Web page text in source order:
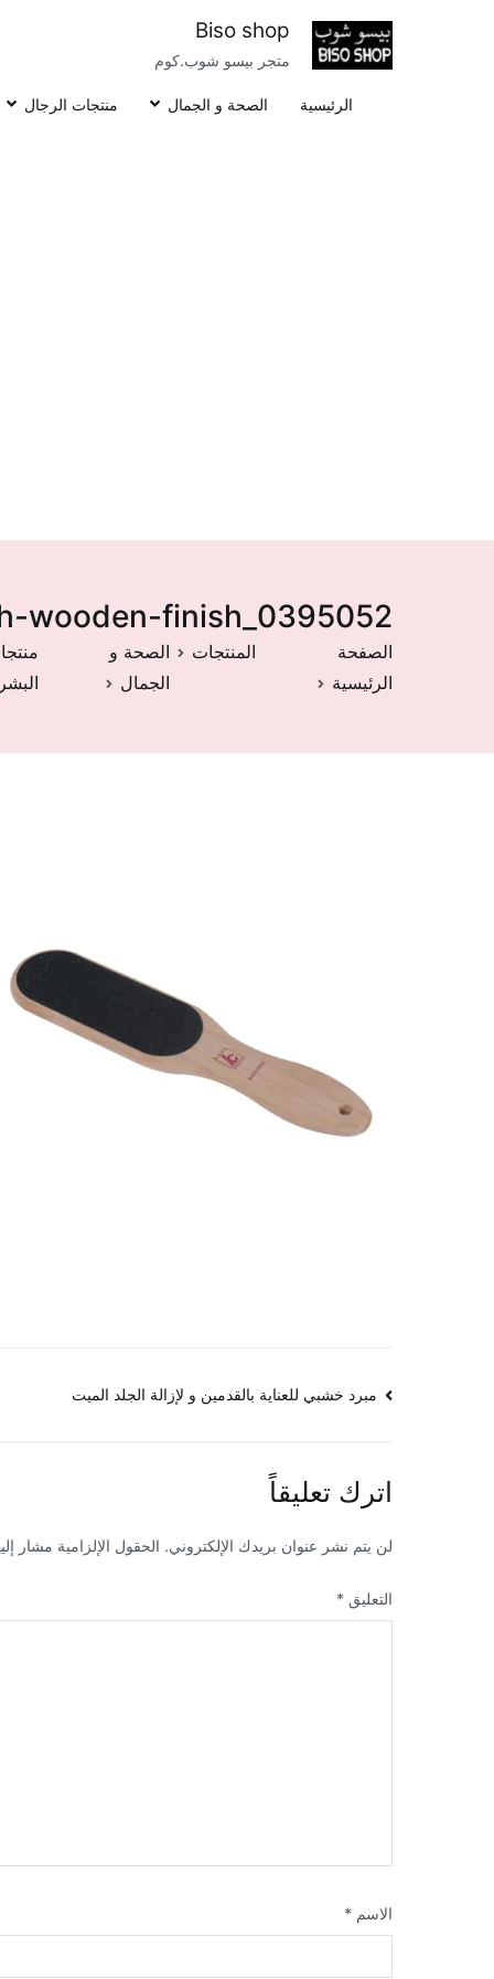
Biso shop
متجر بيسو شوب.كوم
الرئيسية الصحة و الجمال منتجات الرجال
0395052_best-choice-pedicure-file-with-wooden-finish
الصفحة
الرئيسية
المنتجات
الصحة و
الجمال
تصفّح
مبرد خشبي للعناية بالقدمين و لإزالة الجلد الميت
اترك تعليقاً
لن يتم نشر عنوان بريدك الإلكتروني. الحقول الإلزامية مشار
التعليق *
الاسم *